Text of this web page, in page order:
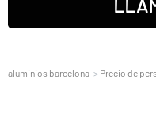
aluminios barcelona Precio de